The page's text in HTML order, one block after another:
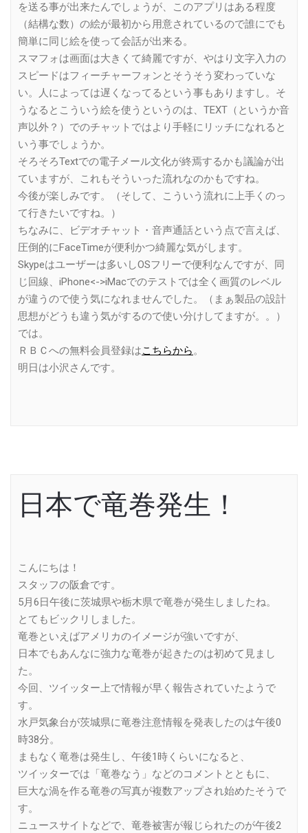
を送る事が出来たんでしょうが、このアプリはある程度
（結構な数）の絵が最初から用意されているので誰にでも
簡単に同じ絵を使って会話が出来る。
スマフォは画面は大きくて綺麗ですが、やはり文字入力の
スピードはフィーチャーフォンとそうそう変わっていな
い。人によっては遅くなってるという事もありますし。そ
うなるとこういう絵を使うというのは、TEXT（というか音
声以外？）でのチャットではより手軽にリッチになれると
いう事でしょうか。
そろそろTextでの電子メール文化が終焉するかも議論が出
ていますが、これもそういった流れなのかもですね。
今後が楽しみです。（そして、こういう流れに上手くのっ
て行きたいですね。）
ちなみに、ビデオチャット・音声通話という点で言えば、
圧倒的にFaceTimeが便利かつ綺麗な気がします。
Skypeはユーザーは多いしOSフリーで便利なんですが、同
じ回線、iPhone<->iMacでのテストでは全く画質のレベル
が違うので使う気になれませんでした。（まぁ製品の設計
思想がどうも違う気がするので使い分けしてますが。。）
では。
ＲＢＣへの無料会員登録はこちらから。
明日は小沢さんです。
日本で竜巻発生！
こんにちは！
スタッフの阪倉です。
5月6日午後に茨城県や栃木県で竜巻が発生しましたね。
とてもビックリしました。
竜巻といえばアメリカのイメージが強いですが、
日本でもあんなに強力な竜巻が起きたのは初めて見まし
た。
今回、ツイッター上で情報が早く報告されていたようで
す。
水戸気象台が茨城県に竜巻注意情報を発表したのは午後0
時38分。
まもなく竜巻は発生し、午後1時くらいになると、
ツイッターでは「竜巻なう」などのコメントとともに、
巨大な渦を作る竜巻の写真が複数アップされ始めたそうで
す。
ニュースサイトなどで、竜巻被害が報じられたのが午後2